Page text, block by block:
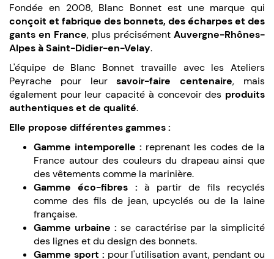
Fondée en 2008, Blanc Bonnet est une marque qui
conçoit et fabrique des bonnets, des écharpes et des
gants en France, plus précisément Auvergne-Rhônes-
Alpes à Saint-Didier-en-Velay.
L'équipe de Blanc Bonnet travaille avec les Ateliers
Peyrache pour leursavoir-faire centenaire, mais
également pour leur capacité à concevoir des produits
authentiques et de qualité.
Elle propose différentes gammes :
Gamme intemporelle : reprenant les codes de la
France autour des couleurs du drapeau ainsi que
des vêtements comme la marinière.
Gamme éco-fibres : à partir de fils recyclés
comme des fils de jean, upcyclés ou de la laine
française.
Gamme urbaine : se caractérise par la simplicité
des lignes et du design des bonnets.
Gamme sport : pour l'utilisation avant, pendant ou